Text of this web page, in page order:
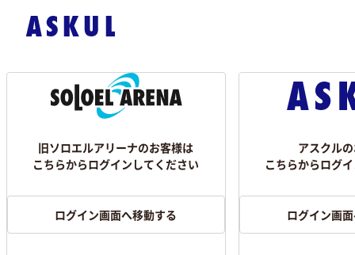
旧ソロエルアリーナのお客様は
こちらからログインしてください
ログイン画面へ移動する
アスクル
こちらからログ
ログイン画